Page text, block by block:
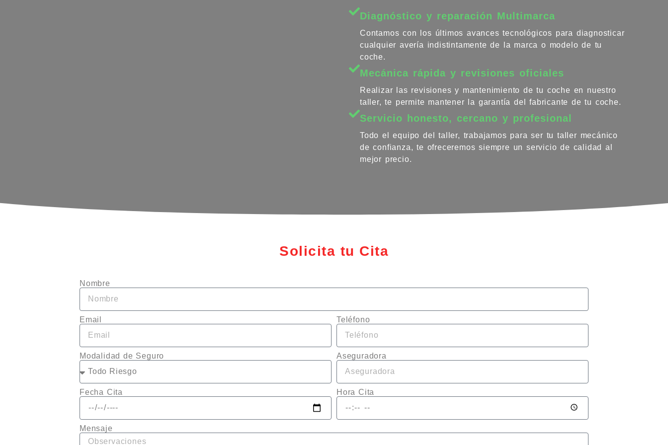
Diagnóstico y reparación Multimarca
Contamos con los últimos avances tecnológicos para diagnosticar
cualquier avería indistintamente de la marca o modelo de tu
coche.
Mecánica rápida y revisiones oficiales
Realizar las revisiones y mantenimiento de tu coche en nuestro
taller, te permite mantener la garantía del fabricante de tu coche.
Servicio honesto, cercano y profesional
Todo el equipo del taller, trabajamos para ser tu taller mecánico
de confianza, te ofreceremos siempre un servicio de calidad al
mejor precio.
Solicita tu Cita
Nombre
Email Teléfono
Modalidad de Seguro Aseguradora
Fecha Cita Hora Cita
Mensaje